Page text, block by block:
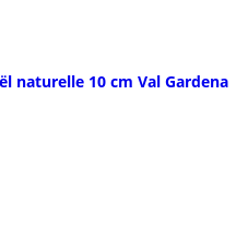
naturelle 10 cm Val Gardena